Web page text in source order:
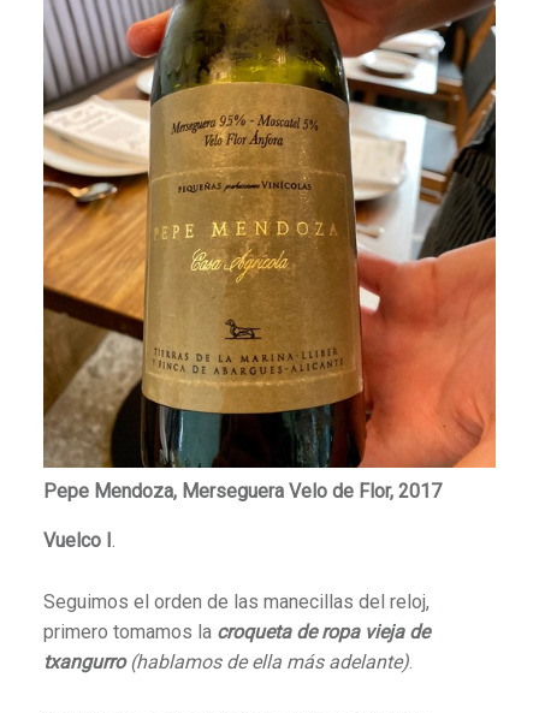
Pepe Mendoza, Merseguera Velo de Flor, 2017
Vuelco I .
Seguimos el orden de las manecillas del reloj,
primero tomamos la croqueta de ropa vieja de
txangurro (hablamos de ella más adelante).